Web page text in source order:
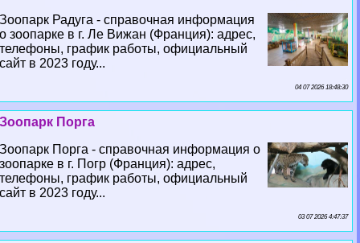
Зоопарк Радуга - справочная информация
о зоопарке в г. Ле Вижан (Франция): адрес,
телефоны, график работы, официальный
сайт в 2023 году...
04 07 2026 18:48:30
Зоопарк Порга
Зоопарк Порга - справочная информация о
зоопарке в г. Погр (Франция): адрес,
телефоны, график работы, официальный
сайт в 2023 году...
03 07 2026 4:47:37